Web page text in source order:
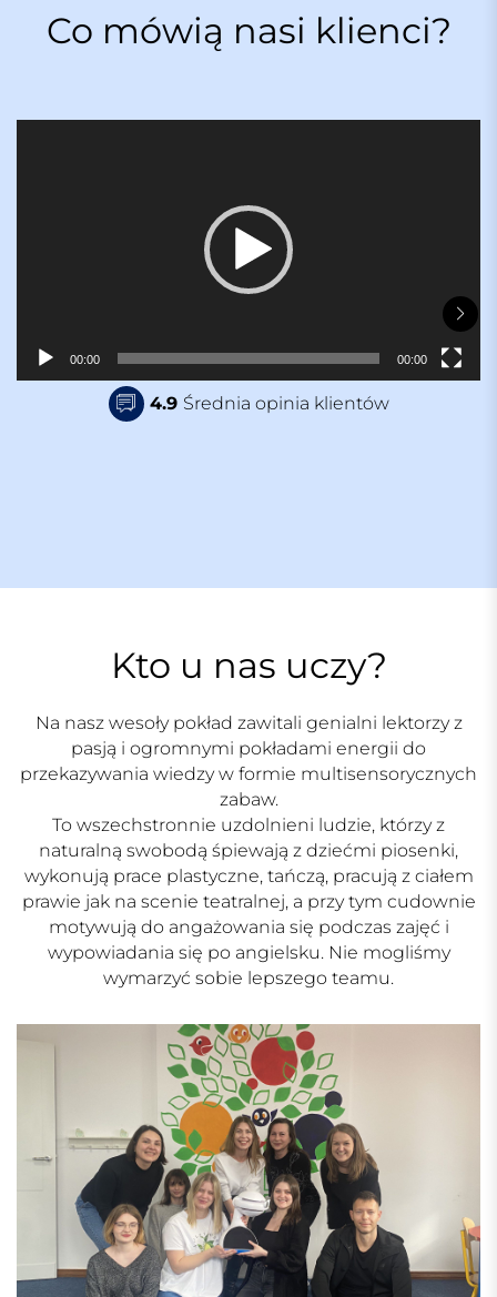
Co mówią nasi klienci?
w
a
r
z
z
v
i
00:00 00:00
4.9 Średnia opinia klientów
Kto u nas uczy?
Na nasz wesoły pokład zawitali genialni lektorzy z
pasją i ogromnymi pokładami energii do
przekazywania wiedzy w formie multisensorycznych
zabaw.
To wszechstronnie uzdolnieni ludzie, którzy z
naturalną swobodą śpiewają z dziećmi piosenki,
wykonują prace plastyczne, tańczą, pracują z ciałem
prawie jak na scenie teatralnej, a przy tym cudownie
motywują do angażowania się podczas zajęć i
wypowiadania się po angielsku. Nie mogliśmy
wymarzyć sobie lepszego teamu.